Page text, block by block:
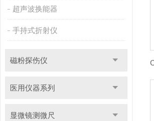
超声波换能器
手持式折射仪
磁粉探伤仪
医用仪器系列
显微镜测微尺